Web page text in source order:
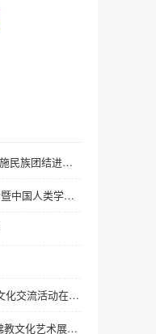
中央统战部、国家民委：深入贯彻实施民族团结进步促进法 进一步增强中华民族凝聚力向心力
2026年广东省民族宗教学会学术年会暨中国人类学民族学研究会城市民族工作研究专业委员会更名会议在深圳召开
《丛林校定清规总要》纂成750周年文化交流活动在浙江金华举行
千载一时 宝华福地——2025粤港澳佛教文化艺术展在港澳成功举办